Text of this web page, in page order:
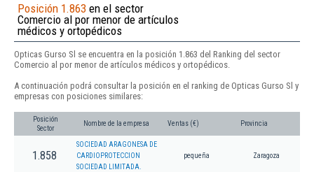
Posición 1.863 en el sector
Comercio al por menor de artículos
médicos y ortopédicos
Opticas Gurso Sl se encuentra en la posición 1.863 del Ranking del sector
Comercio al por menor de artículos médicos y ortopédicos.
A continuación podrá consultar la posición en el ranking de Opticas Gurso Sl y
empresas con posiciones similares:
Posición
Sector
Nombre de la empresa Ventas (€) Provincia
1.858
SOCIEDAD ARAGONESA DE
CARDIOPROTECCION
SOCIEDAD LIMITADA.
pequeña Zaragoza